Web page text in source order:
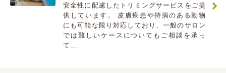
安全性に配慮したトリミングサービスをご提
供しています。 皮膚疾患や持病のある動物
にも可能な限り対応しており、一般のサロン
では難しいケースについてもご相談を承っ
て...